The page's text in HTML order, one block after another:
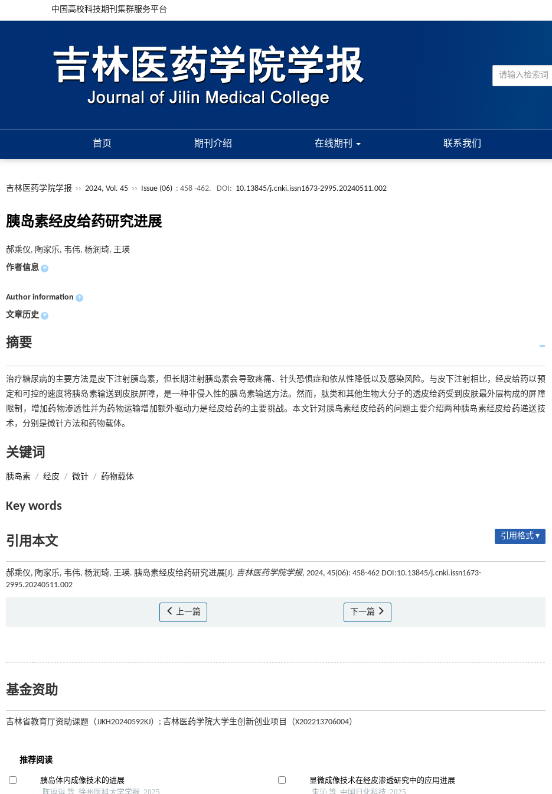
中国高校科技期刊集群服务平台
首页 期刊介绍 在线期刊 联系我们
吉林医药学院学报 ›› 2024, Vol. 45 ›› Issue (06) : 458 -462. DOI: 10.13845/j.cnki.issn1673-2995.20240511.002
胰岛素经皮给药研究进展
郝乘仪, 陶家乐, 韦伟, 杨润琦, 王瑛
作者信息 +
Author information +
文章历史 +
摘要
治疗糖尿病的主要方法是皮下注射胰岛素，但长期注射胰岛素会导致疼痛、针头恐惧症和依从性降低以及感染风险。与皮下注射相比，经皮给药以预
定和可控的速度将胰岛素输送到皮肤屏障，是一种非侵入性的胰岛素输送方法。然而，肽类和其他生物大分子的透皮给药受到皮肤最外层构成的屏障
限制，增加药物渗透性并为药物运输增加额外驱动力是经皮给药的主要挑战。本文针对胰岛素经皮给药的问题主要介绍两种胰岛素经皮给药递送技
术，分别是微针方法和药物载体。
关键词
胰岛素 / 经皮 / 微针 / 药物载体
Key words
引用本文 引用格式 ▾
郝乘仪, 陶家乐, 韦伟, 杨润琦, 王瑛. 胰岛素经皮给药研究进展[J]. 吉林医药学院学报, 2024, 45(06): 458-462 DOI:10.13845/j.cnki.issn1673-
2995.20240511.002
上一篇 下一篇
基金资助
吉林省教育厅资助课题（JJKH20240592KJ）; 吉林医药学院大学生创新创业项目（X202213706004）